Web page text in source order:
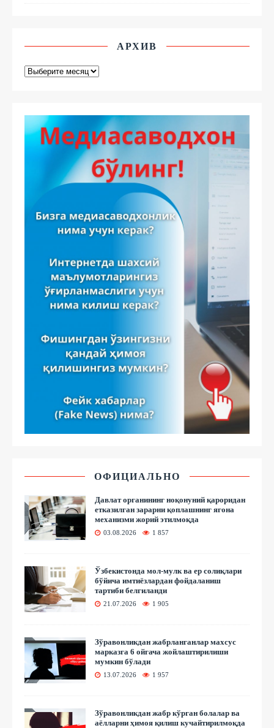
АРХИВ
ОФИЦИАЛЬНО
Давлат органининг ноқонуний қароридан
етказилган зарарни қоплашнинг ягона
механизми жорий этилмоқда
03.08.2026 1 857
Ўзбекистонда мол-мулк ва ер солиқлари
бўйича имтиёзлардан фойдаланиш
тартиби белгиланди
21.07.2026 1 905
Зўравонликдан жабрланганлар махсус
марказга 6 ойгача жойлаштирилиши
мумкин бўлади
13.07.2026 1 957
Зўравонликдан жабр кўрган болалар ва
аёлларни ҳимоя қилиш кучайтирилмоқда